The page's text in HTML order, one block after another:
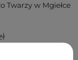
Twarzy w Mgiełce